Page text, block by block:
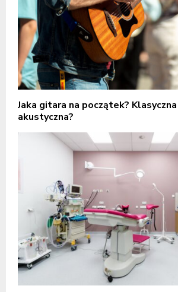
Jaka gitara na początek?
akustyczna?